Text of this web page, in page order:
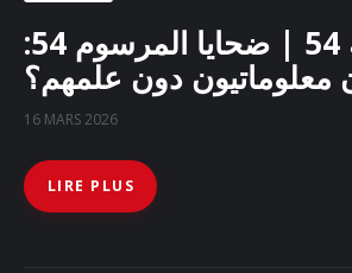
فيشة 54 | ضحايا المرسوم 54:
دون علمهم؟
16 MARS 2026
LIRE PLUS